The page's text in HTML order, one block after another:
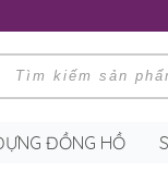
ĐỒNG HỒ